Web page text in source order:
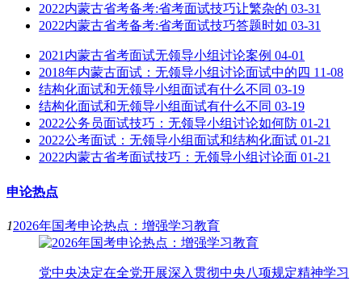
2022内蒙古省考备考:省考面试技巧让繁杂的 03-31
2022内蒙古省考备考:省考面试技巧答题时如 03-31
2021内蒙古省考面试无领导小组讨论案例 04-01
2018年内蒙古面试：无领导小组讨论面试中的四 11-08
结构化面试和无领导小组面试有什么不同 03-19
结构化面试和无领导小组面试有什么不同 03-19
2022公务员面试技巧：无领导小组讨论如何防 01-21
2022公考面试：无领导小组面试和结构化面试 01-21
2022内蒙古省考面试技巧：无领导小组讨论面 01-21
申论热点
12026年国考申论热点：增强学习教育
党中央决定在全党开展深入贯彻中央八项规定精神学习